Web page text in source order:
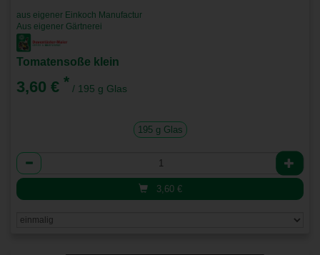
aus eigener Einkoch Manufactur
Aus eigener Gärtnerei
Tomatensoße klein
3,60 € * / 195 g Glas
195 g Glas
Anzahl
3,60 €